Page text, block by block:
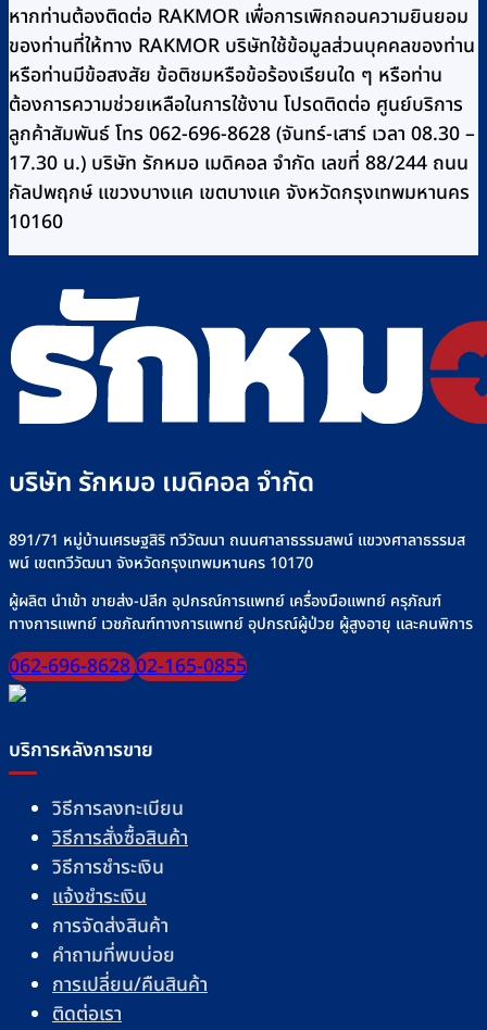
หากท่านต้องติดต่อ RAKMOR เพื่อการเพิกถอนความยินยอม
ของท่านที่ให้ทาง RAKMOR บริษัทใช้ข้อมูลส่วนบุคคลของท่าน
หรือท่านมีข้อสงสัย ข้อติชมหรือข้อร้องเรียนใด ๆ หรือท่าน
ต้องการความช่วยเหลือในการใช้งาน โปรดติดต่อ ศูนย์บริการ
ลูกค้าสัมพันธ์ โทร 062-696-8628 (จันทร์-เสาร์ เวลา 08.30 –
17.30 น.) บริษัท รักหมอ เมดิคอล จำกัด เลขที่ 88/244 ถนน
กัลปพฤกษ์ แขวงบางแค เขตบางแค จังหวัดกรุงเทพมหานคร
10160
บริษัท รักหมอ เมดิคอล จำกัด
891/71 หมู่บ้านเศรษฐสิริ ทวีวัฒนา ถนนศาลาธรรมสพน์ แขวงศาลาธรรมส
พน์ เขตทวีวัฒนา จังหวัดกรุงเทพมหานคร 10170
ผู้ผลิต นำเข้า ขายส่ง-ปลีก อุปกรณ์การแพทย์ เครื่องมือแพทย์ ครุภัณฑ์
ทางการแพทย์ เวชภัณฑ์ทางการแพทย์ อุปกรณ์ผู้ป่วย ผู้สูงอายุ และคนพิการ
062-696-862802-165-0855
บริการหลังการขาย
วิธีการลงทะเบียน
วิธีการสั่งซื้อสินค้า
วิธีการชำระเงิน
แจ้งชำระเงิน
การจัดส่งสินค้า
คำถามที่พบบ่อย
การเปลี่ยน/คืนสินค้า
ติดต่อเรา